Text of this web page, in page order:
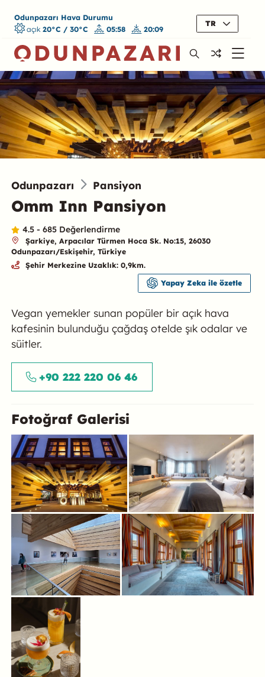
Odunpazarı Hava Durumu
açık 20°C / 30°C 05:58 20:09
TR
Odunpazarı Pansiyon
Omm Inn Pansiyon
4.5 - 685 Değerlendirme
Şarkiye, Arpacılar Türmen Hoca Sk. No:15, 26030
Odunpazarı/Eskişehir, Türkiye
Şehir Merkezine Uzaklık: 0,9km.
Yapay Zeka ile özetle
Özet
Vegan yemekler sunan popüler bir açık hava
kafesinin bulunduğu çağdaş otelde şık odalar ve
süitler.
+90 222 220 06 46
Fotoğraf Galerisi